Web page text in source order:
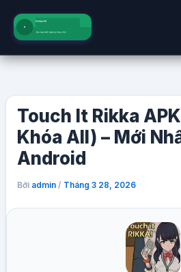
dung
Touch It Rikka
Khóa All) – Mới
Android
Bởi admin / Tháng 3 28, 2026